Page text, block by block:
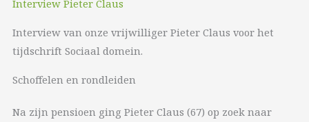
Interview Pieter Claus
Interview van onze vrijwilliger Pieter Claus voor het
tijdschrift Sociaal domein.
Schoffelen en rondleiden
Na zijn pensioen ging Pieter Claus (67) op zoek naar